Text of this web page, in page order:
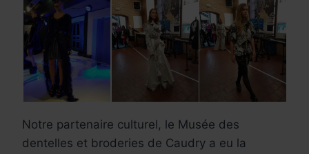
Notre partenaire culturel, le Musée des
dentelles et broderies de Caudry a eu la